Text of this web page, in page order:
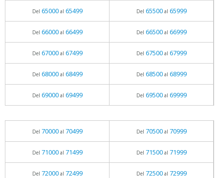
Del 65000al 65499 Del 65500al 65999
Del 66000al 66499 Del 66500al 66999
Del 67000al 67499 Del 67500al 67999
Del 68000al 68499 Del 68500al 68999
Del 69000al 69499 Del 69500al 69999
Del 70000al 70499 Del 70500al 70999
Del 71000al 71499 Del 71500al 71999
Del 72000al 72499 Del 72500al 72999